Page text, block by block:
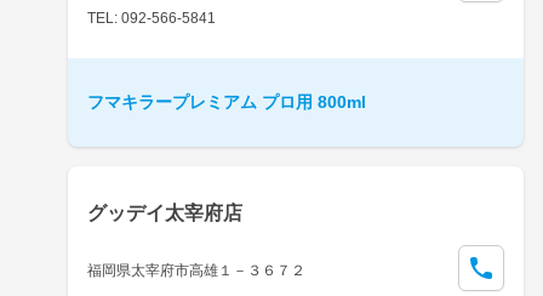
TEL: 092-566-5841
フマキラープレミアム プロ用 800ml
グッデイ太宰府店
福岡県太宰府市高雄１－３６７２